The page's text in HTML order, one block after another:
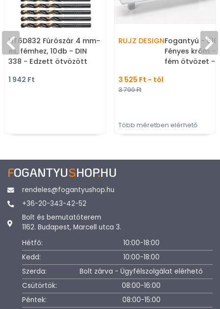
HT6D832 Fúrószár 4 mm-
es, fémhez, 10db - DIN
338 - Edzett ötvözött
1 942 Ft
RUJZ DESIGNFogantyú -
Fényes króm -
fém ötvözet -
3 525 Ft - tól
3 790 Ft
Több méretben elérhető
FOGANTYUSHOP.HU
rendeles@fogantyushop.hu
+36-20-343-42-52
Bolt és bemutatóterem
1162. Budapest, Marcell utca 3.
Hétfő:
10:00-18:00
Kedd:
10:00-18:00
Szerda:
Bolt zárva - Ügyfélszolgálat elérhető
Csütörtök:
08:00-16:00
Péntek:
08:00-15:00